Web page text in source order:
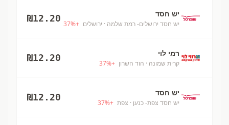
יש חסד
יש חסד ירושלים- רמת שלמה · ירושלים +
37%
₪12.20
רמי לוי
קרית שמונה · הוד השרון +
37%
₪12.20
יש חסד
יש חסד צפת- כנען · צפת +
37%
₪12.20